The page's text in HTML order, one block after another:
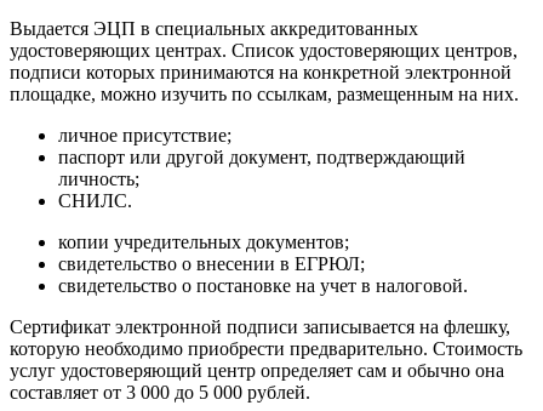
Выдается ЭЦП в специальных аккредитованных
удостоверяющих центрах. Список удостоверяющих центров,
подписи которых принимаются на конкретной электронной
площадке, можно изучить по ссылкам, размещенным на них.
личное присутствие;
паспорт или другой документ, подтверждающий
личность;
СНИЛС.
копии учредительных документов;
свидетельство о внесении в ЕГРЮЛ;
свидетельство о постановке на учет в налоговой.
Сертификат электронной подписи записывается на флешку,
которую необходимо приобрести предварительно. Стоимость
услуг удостоверяющий центр определяет сам и обычно она
составляет от 3 000 до 5 000 рублей.